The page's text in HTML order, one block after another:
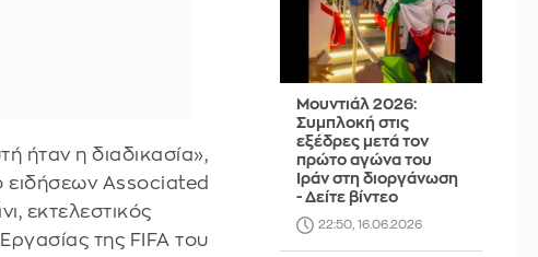
ήταν η διαδικασία»,
ειδήσεων Associated
εκτελεστικός
της FIFA του
Μουντιάλ 2026:
Συμπλοκή στις
εξέδρες μετά τον
πρώτο αγώνα του
Ιράν στη διοργάνωση
- Δείτε βίντεο
22:50, 16.06.2026